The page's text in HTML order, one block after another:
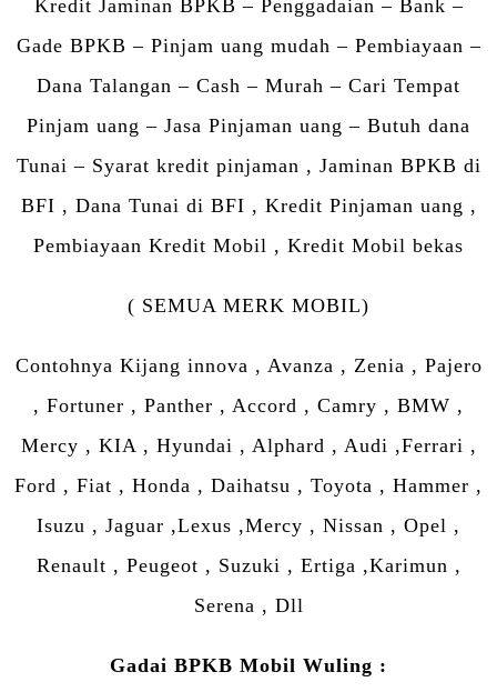
Kredit Jaminan BPKB – Penggadaian – Bank –
Gade BPKB – Pinjam uang mudah – Pembiayaan –
Dana Talangan – Cash – Murah – Cari Tempat
Pinjam uang – Jasa Pinjaman uang – Butuh dana
Tunai – Syarat kredit pinjaman , Jaminan BPKB di
BFI , Dana Tunai di BFI , Kredit Pinjaman uang ,
Pembiayaan Kredit Mobil , Kredit Mobil bekas
( SEMUA MERK MOBIL)
Contohnya Kijang innova , Avanza , Zenia , Pajero
, Fortuner , Panther , Accord , Camry , BMW ,
Mercy , KIA , Hyundai , Alphard , Audi ,Ferrari ,
Ford , Fiat , Honda , Daihatsu , Toyota , Hammer ,
Isuzu , Jaguar ,Lexus ,Mercy , Nissan , Opel ,
Renault , Peugeot , Suzuki , Ertiga ,Karimun ,
Serena , Dll
Gadai BPKB Mobil Wuling :